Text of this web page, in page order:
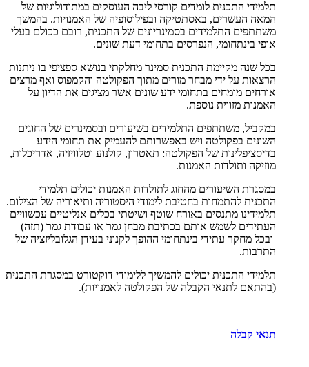
תלמידי התכנית לומדים קורסי ליבה העוסקים במתודולוגיות של
המאה העשרים, באסתטיקה ובפילוסופיה של האמנויות. בהמשך
משתתפים התלמידים בסמינריונים של התכנית, רובם ככולם בעלי
אופי בינתחומי, הנפרסים בתחומי דעת שונים.
בכל שנה מקיימת התכנית סמינר מחלקתי בנושא ספציפי בו ניתנות
הרצאות על ידי מבחר מורים מתוך הפקולטה והקמפוס ואף מרצים
אורחים מומחים בתחומי ידע שונים אשר מציגים את הדיון על
האמנות מזווית נוספת.
במקביל, משתתפים התלמידים בשיעורים ובסמינרים של החוגים
השונים בפקולטה ויש באפשרותם להעמיק את תחומי הידע
בדיסציפלינות של הפקולטה: תאטרון, קולנוע וטלוויזיה, אדריכלות,
מוזיקה ותולדות האמנות.
במסגרת השיעורים מהחוג לתולדות האמנות יכולים תלמידי
התכנית להתמחות בחטיבת לימודי היסטוריה ותיאוריה של הצילום.
תלמידינו מתנסים באורח שוטף ושיטתי בכלים אנליטיים עכשוויים
העתידים לשמש אותם בכתיבת מבחן גמר או עבודת גמר (תזה)
ובכל מחקר עתידי בינתחומי ההופך לקנוני בעידן הגלובליזציה של
התרבות.
תלמידי התכנית יכולים להמשיך ללימודי דוקטורט במסגרת התכנית
(בהתאם לתנאי הקבלה של הפקולטה לאמנויות).
תנאי קבלה